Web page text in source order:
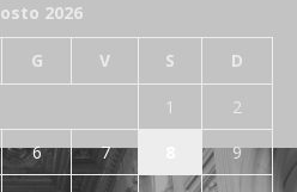
2026
G V S D
1
2
6 7
9